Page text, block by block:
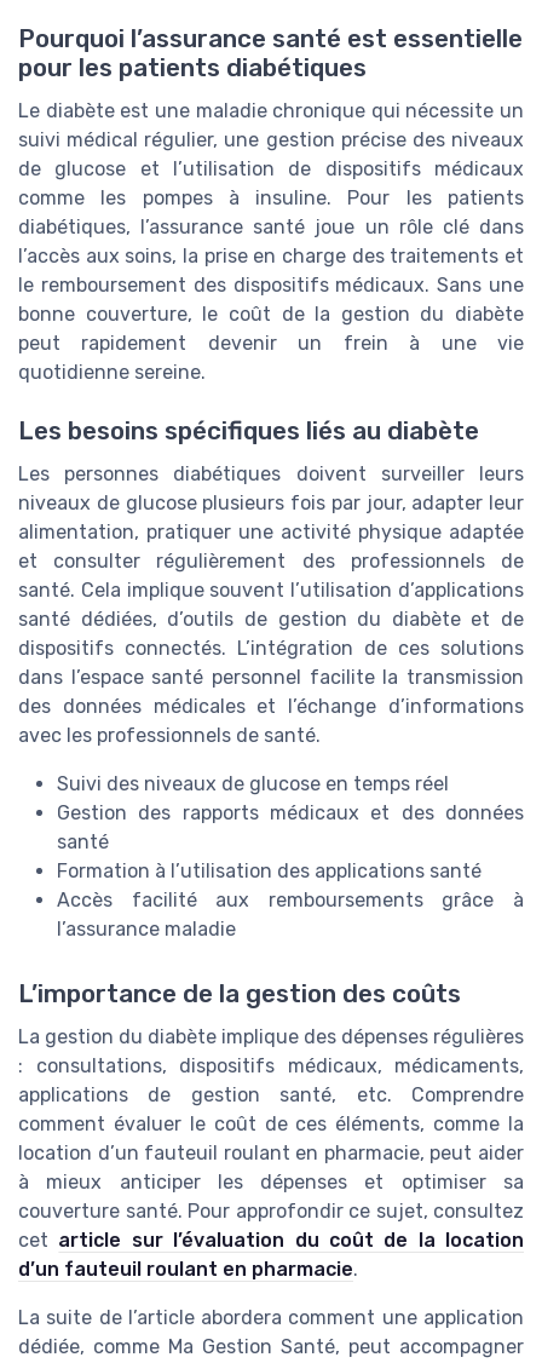
Pourquoi l’assurance santé est essentielle
pour les patients diabétiques
Le diabète est une maladie chronique qui nécessite un
suivi médical régulier, une gestion précise des niveaux
de glucose et l’utilisation de dispositifs médicaux
comme les pompes à insuline. Pour les patients
diabétiques, l’assurance santé joue un rôle clé dans
l’accès aux soins, la prise en charge des traitements et
le remboursement des dispositifs médicaux. Sans une
bonne couverture, le coût de la gestion du diabète
peut rapidement devenir un frein à une vie
quotidienne sereine.
Les besoins spécifiques liés au diabète
Les personnes diabétiques doivent surveiller leurs
niveaux de glucose plusieurs fois par jour, adapter leur
alimentation, pratiquer une activité physique adaptée
et consulter régulièrement des professionnels de
santé. Cela implique souvent l’utilisation d’applications
santé dédiées, d’outils de gestion du diabète et de
dispositifs connectés. L’intégration de ces solutions
dans l’espace santé personnel facilite la transmission
des données médicales et l’échange d’informations
avec les professionnels de santé.
Suivi des niveaux de glucose en temps réel
Gestion des rapports médicaux et des données
santé
Formation à l’utilisation des applications santé
Accès facilité aux remboursements grâce à
l’assurance maladie
L’importance de la gestion des coûts
La gestion du diabète implique des dépenses régulières
: consultations, dispositifs médicaux, médicaments,
applications de gestion santé, etc. Comprendre
comment évaluer le coût de ces éléments, comme la
location d’un fauteuil roulant en pharmacie, peut aider
à mieux anticiper les dépenses et optimiser sa
couverture santé. Pour approfondir ce sujet, consultez
cet article sur l’évaluation du coût de la location
d’un fauteuil roulant en pharmacie.
La suite de l’article abordera comment une application
dédiée, comme Ma Gestion Santé, peut accompagner